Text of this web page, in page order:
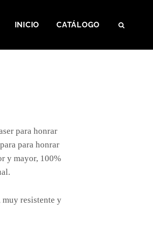
INICIO CATÁLOGO
para honrar
para honrar
y mayor, 100%
resistente y